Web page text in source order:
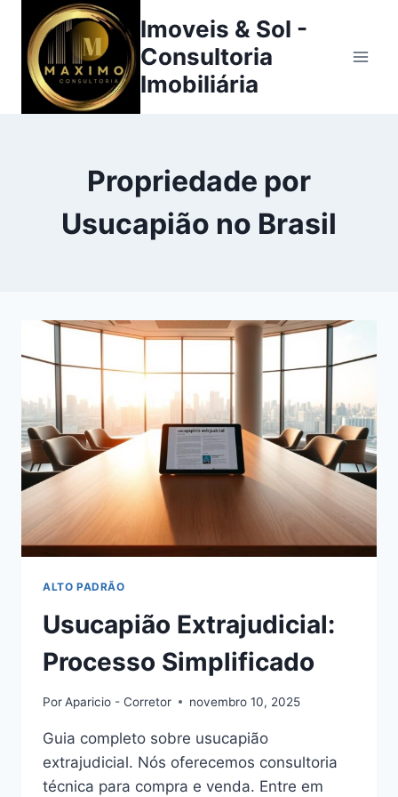
para
Conteúdo
Imoveis & Sol -
Consultoria
Imobiliária
Propriedade por
Usucapião no Brasil
ALTO PADRÃO
Usucapião Extrajudicial:
Processo Simplificado
PorAparicio - Corretor novembro 10, 2025
Guia completo sobre usucapião
extrajudicial. Nós oferecemos consultoria
técnica para compra e venda. Entre em